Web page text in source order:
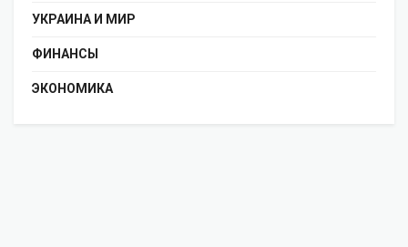
УКРАИНА И МИР
ФИНАНСЫ
ЭКОНОМИКА